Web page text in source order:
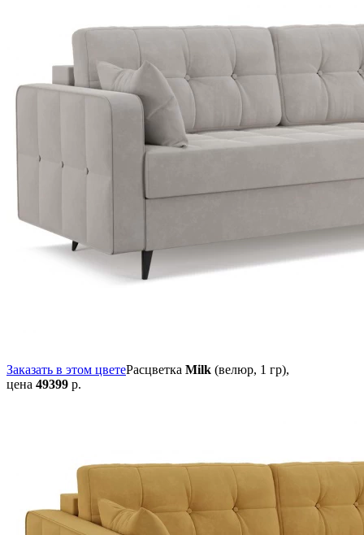
Заказать в этом цветеРасцветка Milk (велюр, 1 гр),
цена 49399 р.